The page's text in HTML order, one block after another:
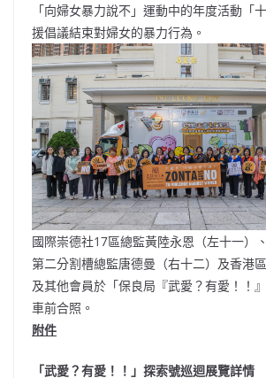
「向婦女暴力說不」運動中的年度活動「
援倡議結束對婦女的暴力行為。
國際崇德社17區總監黃陸永恩（左十一）
第二分割槽總監唐德曼（右十二）及香港
及其他會員於「保良局『武愛？有愛！！
車前合照。
附件
「武愛？有愛！！」探索號巡迴展覽詳情